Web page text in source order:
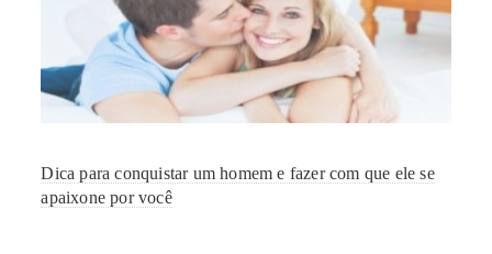
Dica para conquistar um homem e fazer com que ele se
apaixone por você